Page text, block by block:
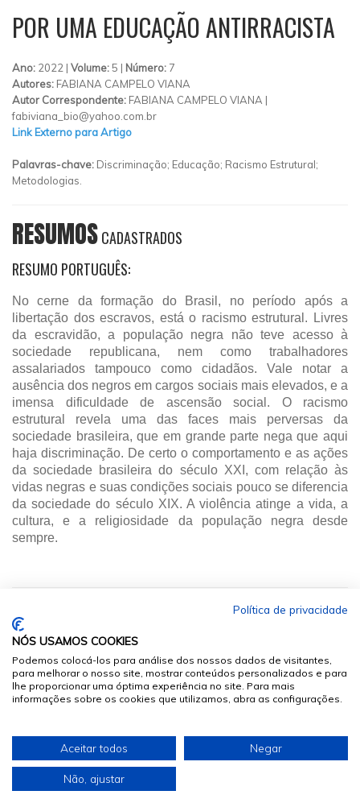
POR UMA EDUCAÇÃO ANTIRRACISTA
Ano: 2022 | Volume:5 | Número: 7
Autores: FABIANA CAMPELO VIANA
Autor Correspondente: FABIANA CAMPELO VIANA |
fabiviana_bio@yahoo.com.br
Link Externo para Artigo
Palavras-chave: Discriminação; Educação; Racismo Estrutural;
Metodologias.
RESUMOSCADASTRADOS
RESUMO PORTUGUÊS:
No cerne da formação do Brasil, no período após a
libertação dos escravos, está o racismo estrutural. Livres
da escravidão, a população negra não teve acesso à
sociedade republicana, nem como trabalhadores
assalariados tampouco como cidadãos. Vale notar a
ausência dos negros em cargos sociais mais elevados, e a
imensa dificuldade de ascensão social. O racismo
estrutural revela uma das faces mais perversas da
sociedade brasileira, que em grande parte nega que aqui
haja discriminação. De certo o comportamento e as ações
da sociedade brasileira do século XXI, com relação às
vidas negras e suas condições sociais pouco se diferencia
da sociedade do século XIX. A violência atinge a vida, a
cultura, e a religiosidade da população negra desde
sempre.
© 2026 Sumários.org
. Todos os Direitos Reservados
Desenvolvido por
Política de privacidade
NÓS USAMOS COOKIES
Podemos colocá-los para análise dos nossos dados de visitantes,
para melhorar o nosso site, mostrar conteúdos personalizados e para
lhe proporcionar uma óptima experiência no site. Para mais
informações sobre os cookies que utilizamos, abra as configurações.
Aceitar todos Negar
Não, ajustar